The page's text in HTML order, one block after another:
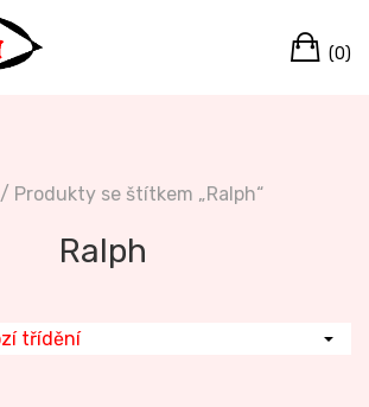
(0)
/ Produkty se štítkem „Ralph“
Ralph